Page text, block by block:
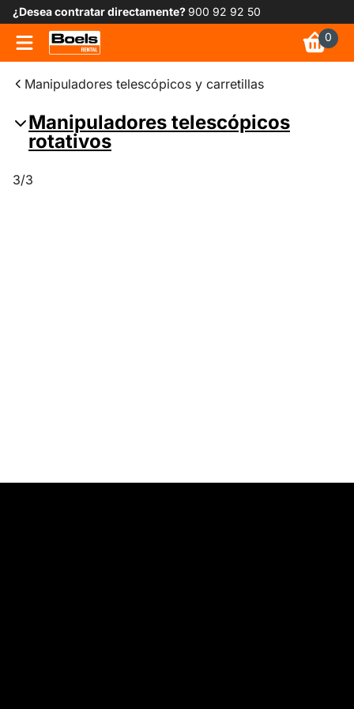
¿Desea contratar directamente?900 92 92 50
0
Manipuladores telescópicos y carretillas
Manipuladores telescópicos
rotativos
3/3